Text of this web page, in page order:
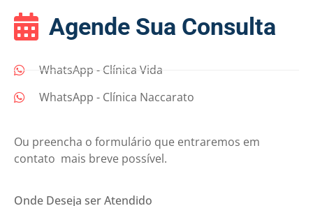
Agende Sua Consulta
WhatsApp - Clínica Vida
WhatsApp - Clínica Naccarato
Ou preencha o formulário que entraremos em
contato mais breve possível.
Onde Deseja ser Atendido